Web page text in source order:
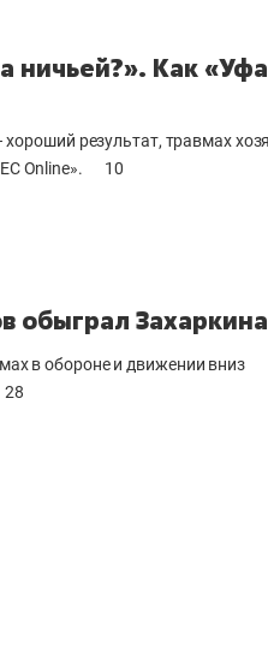
ничьей?». Как
результат, травмах
Online».
10
обыграл Захаркина
в обороне и движении вниз
28